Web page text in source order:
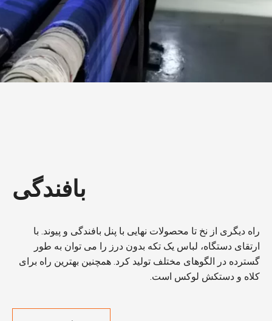
بافندگی
راه دیگری از نخ تا محصولات نهایی با پنل بافندگی و پیوند. با
ارتقای دستگاه، لباس یک تکه بدون درز را می توان به طور
گسترده در الگوهای مختلف تولید کرد. همچنین بهترین راه برای
کلاه و دستکش لوکس است.